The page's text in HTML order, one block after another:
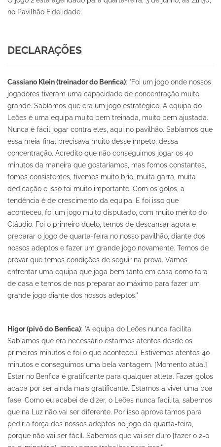
no Pavilhão Fidelidade.
DECLARAÇÕES
Cassiano Klein (treinador do Benfica): "Foi um jogo onde nossos
jogadores tiveram uma capacidade de concentração muito
grande. Sabíamos que era um jogo estratégico. A equipa do
Leões é uma equipa muito bem treinada, muito bem ajustada.
Nunca é fácil jogar contra eles, aqui no pavilhão. Sabíamos que
essa meia-final precisava muito desse ímpeto, dessa
concentração. Acredito que não conseguimos jogar os 40
minutos da maneira que gostaríamos, mas fomos constantes,
fomos consistentes, tivemos muito brio, muita garra, muita
dedicação e isso foi muito importante. Com os golos, a
tendência é de crescimento da equipa. E foi isso que
aconteceu, foi um jogo muito disputado, com muito mérito do
Cláudio. Foi o primeiro duelo, temos de descansar agora e
preparar o jogo de quarta-feira no nosso pavilhão, diante dos
nossos adeptos e fazer um grande jogo novamente. Temos de
provar que temos condições de seguir na prova. Vamos
enfrentar uma equipa que joga bem tanto em casa como fora
de casa e temos de nos preparar ao máximo para fazer um
grande jogo diante dos nossos adeptos."
Higor (pivô do Benfica): "A equipa do Leões nunca facilita.
Sabíamos que era necessário estarmos atentos desde os
primeiros minutos e foi o que aconteceu. Estivemos atentos 40
minutos e conseguimos uma bela vantagem. [Momento atual]
Estar no Benfica é gratificante para qualquer atleta. Fazer golos
acaba por ser ainda mais gratificante. Estamos a viver uma boa
fase. Como eu acabei de dizer, o Leões nunca facilita, sabemos
que na Luz não vai ser diferente. Por isso aproveitamos para
pedir a força dos nossos adeptos no jogo da quarta-feira,
porque não vai ser fácil. Sabemos que vai ser duro [fazer o 2-0